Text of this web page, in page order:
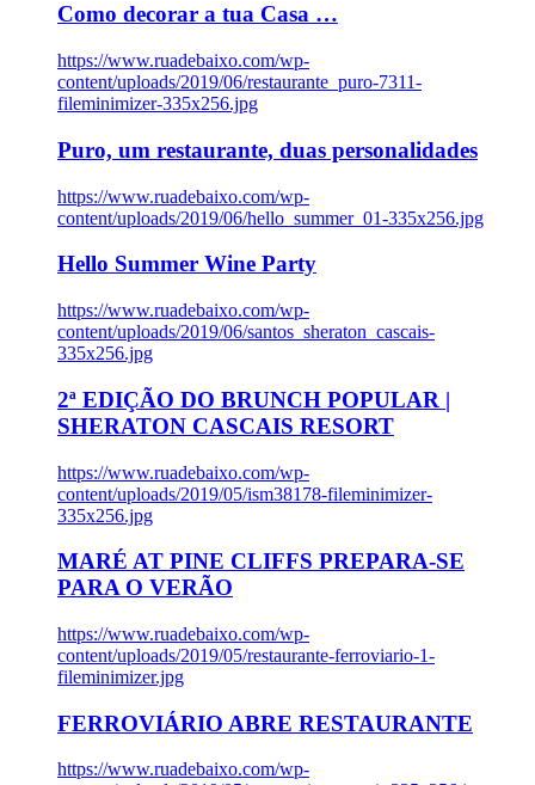
Como decorar a tua Casa …
https://www.ruadebaixo.com/wp-
content/uploads/2019/06/restaurante_puro-7311-
fileminimizer-335x256.jpg
Puro, um restaurante, duas personalidades
https://www.ruadebaixo.com/wp-
content/uploads/2019/06/hello_summer_01-335x256.jpg
Hello Summer Wine Party
https://www.ruadebaixo.com/wp-
content/uploads/2019/06/santos_sheraton_cascais-
335x256.jpg
2ª EDIÇÃO DO BRUNCH POPULAR |
SHERATON CASCAIS RESORT
https://www.ruadebaixo.com/wp-
content/uploads/2019/05/ism38178-fileminimizer-
335x256.jpg
MARÉ AT PINE CLIFFS PREPARA-SE
PARA O VERÃO
https://www.ruadebaixo.com/wp-
content/uploads/2019/05/restaurante-ferroviario-1-
fileminimizer.jpg
FERROVIÁRIO ABRE RESTAURANTE
https://www.ruadebaixo.com/wp-